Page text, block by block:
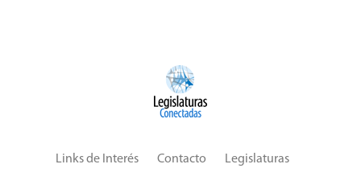
Links de Interés Contacto Legislaturas